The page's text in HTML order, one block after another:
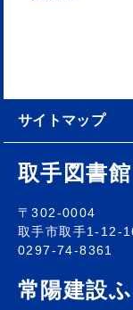
サイトマップ
取手図書館
〒302-0004
取手市取手1-12-
0297-74-8361
常陽建設